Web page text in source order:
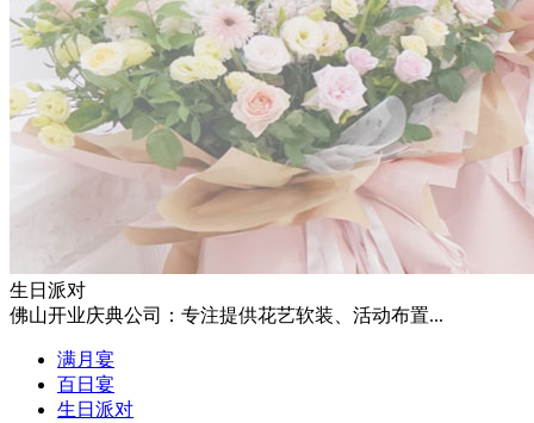
生日派对
佛山开业庆典公司：专注提供花艺软装、活动布置...
满月宴
百日宴
生日派对